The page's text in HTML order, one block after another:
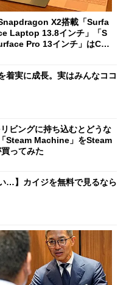
X2搭載「Surfa
Laptop 13.8インチ」「S
Pro 13インチ」はCop
着実に成長。実はみんなココ
ビングに持ち込むとどうな
Steam Machine」をSteam
ってみた
…】カイジを無料で見るなら